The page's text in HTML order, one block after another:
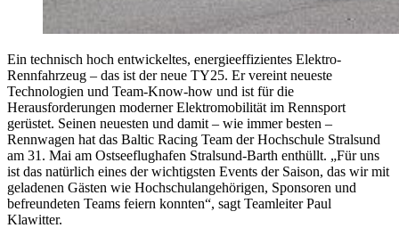
Ein technisch hoch entwickeltes, energieeffizientes Elektro-
Rennfahrzeug – das ist der neue TY25. Er vereint neueste
Technologien und Team-Know-how und ist für die
Herausforderungen moderner Elektromobilität im Rennsport
gerüstet. Seinen neuesten und damit – wie immer besten –
Rennwagen hat das Baltic Racing Team der Hochschule Stralsund
am 31. Mai am Ostseeflughafen Stralsund-Barth enthüllt. „Für uns
ist das natürlich eines der wichtigsten Events der Saison, das wir mit
geladenen Gästen wie Hochschulangehörigen, Sponsoren und
befreundeten Teams feiern konnten“, sagt Teamleiter Paul
Klawitter.